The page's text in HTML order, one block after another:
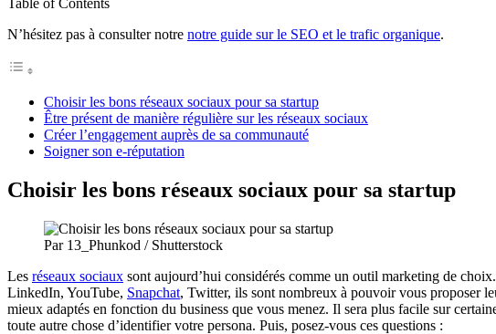
N’hésitez pas à consulter notre notre guide sur le SEO et le trafic organique.
Choisir les bons réseaux sociaux pour sa startup
Être présent de manière régulière sur les réseaux sociaux
Créer l’engagement auprès de sa communauté
Soigner son e-réputation
Choisir les bons réseaux sociaux pour sa startup
Par 13_Phunkod / Shutterstock
Les réseaux sociaux sont aujourd’hui considérés comme un outil marketing de
LinkedIn, YouTube, Snapchat, Twitter, ils sont nombreux à pouvoir vous proposer
mieux adaptés en fonction du business que vous menez. Il sera plus facile sur
toute autre chose d’identifier votre persona. Puis, posez-vous ces questions :